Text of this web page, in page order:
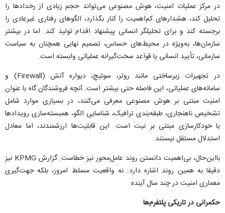
در مرکز عملیات امنیت، هوش مصنوعی می‌تواند حجم زیادی از رخداد‌ها را
تحلیل کند، هشدار‌های کم‌اهمیت را کنار بگذارد، الگو‌های رفتاری غیرعادی را
برجسته کند و برای تحلیلگر انسانی پیشنهاد اقدام تولید کند. اما در بیشتر
سازمان‌ها، به‌ویژه در محیط‌های حساس، تصمیم نهایی همچنان به سیاست
سازمانی، تأیید انسانی یا قواعد سخت‌گیرانه عملیاتی وابسته است.
در تجهیزات زیرساختی مانند روتر، سوئیچ، دیواره آتش (Firewall) و
سامانه‌های عملیاتی، این فاصله حتی بیشتر است. آنچه فروشندگان گاه با عنوان
امنیت مبتنی بر هوش مصنوعی معرفی می‌کنند، در بسیاری موارد شامل
تشخیص ناهنجاری، طبقه‌بندی ترافیک، شناسایی الگو، همبسته‌سازی رویداد‌ها
یا خودکارسازی مبتنی بر نیت است. این قابلیت‌ها ارزشمندند، اما معادل
استدلال مستقل نیستند.
بااین‌حال، بی‌اهمیت دانستن روند عامل‌محور نیز خطاست. گزارش KPMG نیز
دقیقا به همین روند اشاره دارد: نه واقعیت مسلط امروز، بلکه جهت‌گیری
معماری امنیت در چند سال آینده.
حکمرانی در تاریکی پلتفرم‌ها